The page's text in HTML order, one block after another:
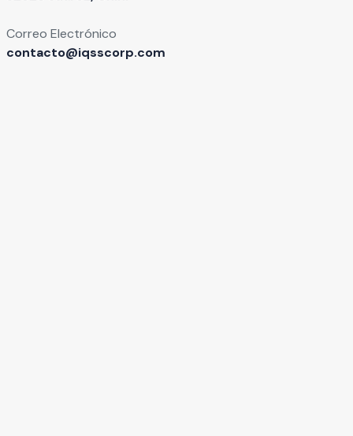
Correo Electrónico
contacto@iqsscorp.com